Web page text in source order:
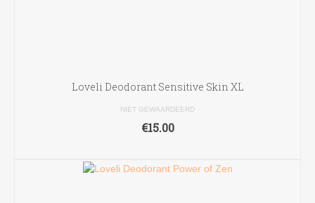
Loveli Deodorant Sensitive Skin XL
NIET GEWAARDEERD
€15.00